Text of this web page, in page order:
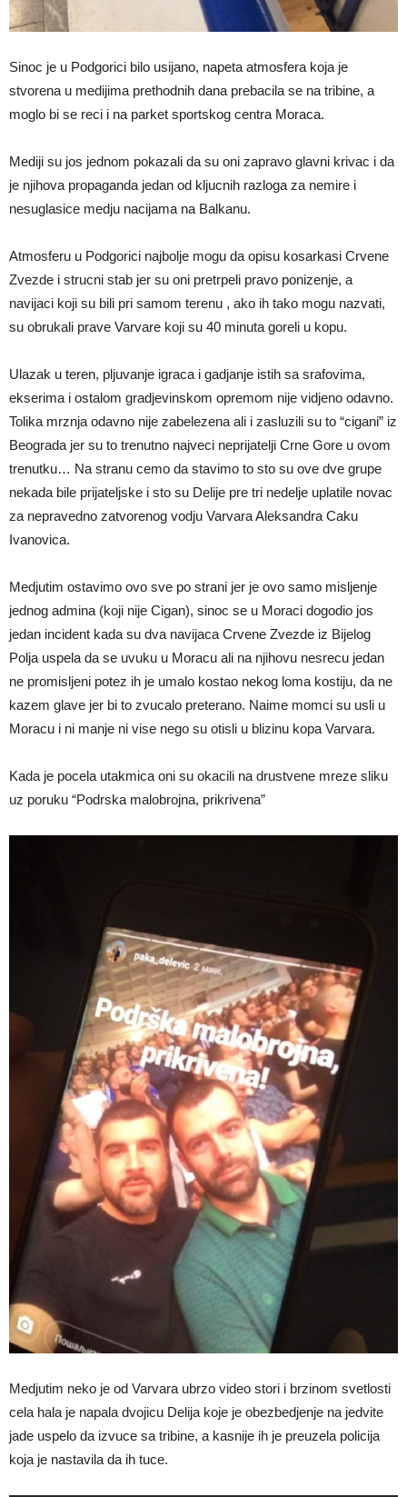
Sinoc je u Podgorici bilo usijano, napeta atmosfera koja je
stvorena u medijima prethodnih dana prebacila se na tribine, a
moglo bi se reci i na parket sportskog centra Moraca.
Mediji su jos jednom pokazali da su oni zapravo glavni krivac i da
je njihova propaganda jedan od kljucnih razloga za nemire i
nesuglasice medju nacijama na Balkanu.
Atmosferu u Podgorici najbolje mogu da opisu kosarkasi Crvene
Zvezde i strucni stab jer su oni pretrpeli pravo ponizenje, a
navijaci koji su bili pri samom terenu , ako ih tako mogu nazvati,
su obrukali prave Varvare koji su 40 minuta goreli u kopu.
Ulazak u teren, pljuvanje igraca i gadjanje istih sa srafovima,
ekserima i ostalom gradjevinskom opremom nije vidjeno odavno.
Tolika mrznja odavno nije zabelezena ali i zasluzili su to “cigani” iz
Beograda jer su to trenutno najveci neprijatelji Crne Gore u ovom
trenutku… Na stranu cemo da stavimo to sto su ove dve grupe
nekada bile prijateljske i sto su Delije pre tri nedelje uplatile novac
za nepravedno zatvorenog vodju Varvara Aleksandra Caku
Ivanovica.
Medjutim ostavimo ovo sve po strani jer je ovo samo misljenje
jednog admina (koji nije Cigan), sinoc se u Moraci dogodio jos
jedan incident kada su dva navijaca Crvene Zvezde iz Bijelog
Polja uspela da se uvuku u Moracu ali na njihovu nesrecu jedan
ne promisljeni potez ih je umalo kostao nekog loma kostiju, da ne
kazem glave jer bi to zvucalo preterano. Naime momci su usli u
Moracu i ni manje ni vise nego su otisli u blizinu kopa Varvara.
Kada je pocela utakmica oni su okacili na drustvene mreze sliku
uz poruku “Podrska malobrojna, prikrivena”
Medjutim neko je od Varvara ubrzo video stori i brzinom svetlosti
cela hala je napala dvojicu Delija koje je obezbedjenje na jedvite
jade uspelo da izvuce sa tribine, a kasnije ih je preuzela policija
koja je nastavila da ih tuce.